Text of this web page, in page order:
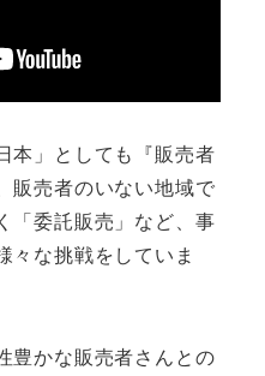
本」としても『販売者
販売者のいない地域で
「委託販売」など、事
々な挑戦をしていま
豊かな販売者さんとの